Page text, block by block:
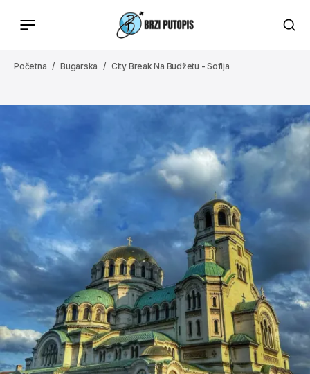
Početna Bugarska City Break Na Budžetu - Sofija